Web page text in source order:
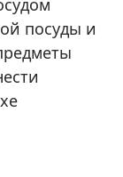
посуды и